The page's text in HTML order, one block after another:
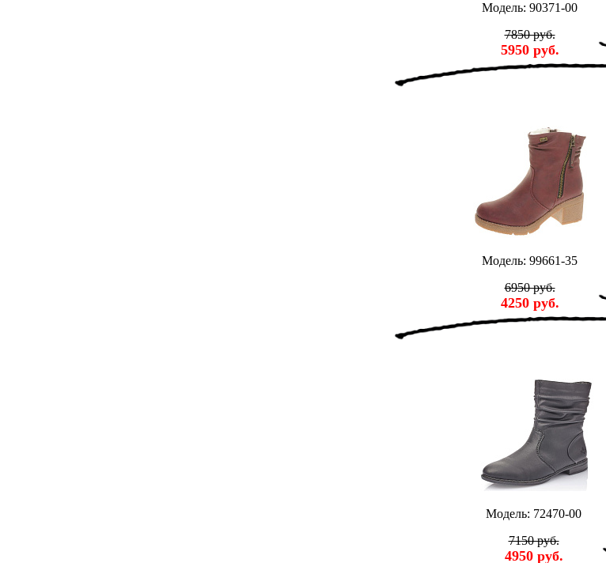
Модель: 90371-00
7850 руб.
5950 руб.
Модель: 99661-35
6950 руб.
4250 руб.
Модель: 72470-00
7150 руб.
4950 руб.